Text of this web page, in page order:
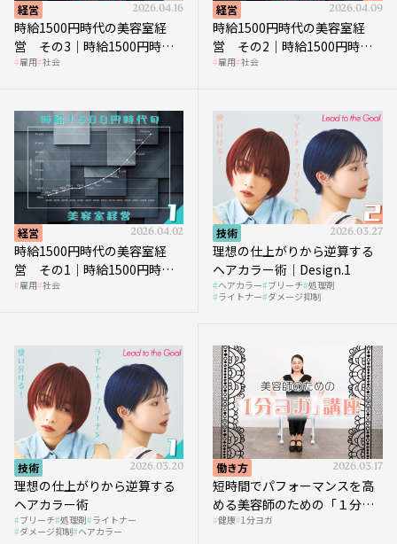
経営 2026.04.16
時給1500円時代の美容室経
営 その3｜時給1500円時
代、美容業はどのような影響
雇用 社会
経営 2026.04.09
時給1500円時代の美容室経
営 その2｜時給1500円時代
に支払う給与はいくらなのか
雇用 社会
経営 2026.04.02
時給1500円時代の美容室経
営 その1｜時給1500円時代
へ向かう社会的背景
雇用 社会
技術 2026.03.27
理想の仕上がりから逆算する
ヘアカラー術｜Design.1
ヘアカラー ブリーチ 処理剤
ライトナー ダメージ抑制
技術 2026.03.20
理想の仕上がりから逆算する
ヘアカラー術
ブリーチ 処理剤 ライトナー
ダメージ抑制 ヘアカラー
働き方 2026.03.17
短時間でパフォーマンスを高
める美容師のための「１分ヨ
ガ」講座｜実践編
健康 1分ヨガ